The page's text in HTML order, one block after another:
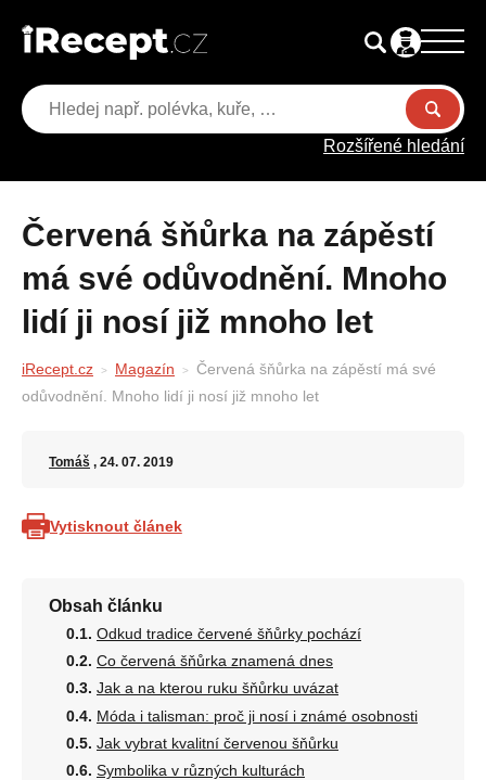
Rozšířené hledání
Červená šňůrka na zápěstí
má své odůvodnění. Mnoho
lidí ji nosí již mnoho let
iRecept.cz Magazín
Červená šňůrka na zápěstí má své
odůvodnění. Mnoho lidí ji nosí již mnoho let
Tomáš , 24. 07. 2019
Vytisknout článek
Obsah článku
Odkud tradice červené šňůrky pochází
Co červená šňůrka znamená dnes
Jak a na kterou ruku šňůrku uvázat
Móda i talisman: proč ji nosí i známé osobnosti
Jak vybrat kvalitní červenou šňůrku
Symbolika v různých kulturách